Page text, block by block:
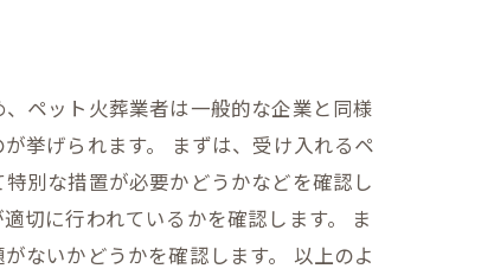
ペット火葬業者は一般的な企業と同様
挙げられます。 まずは、受け入れるペ
別な措置が必要かどうかなどを確認し
切に行われているかを確認します。 ま
ないかどうかを確認します。 以上のよ